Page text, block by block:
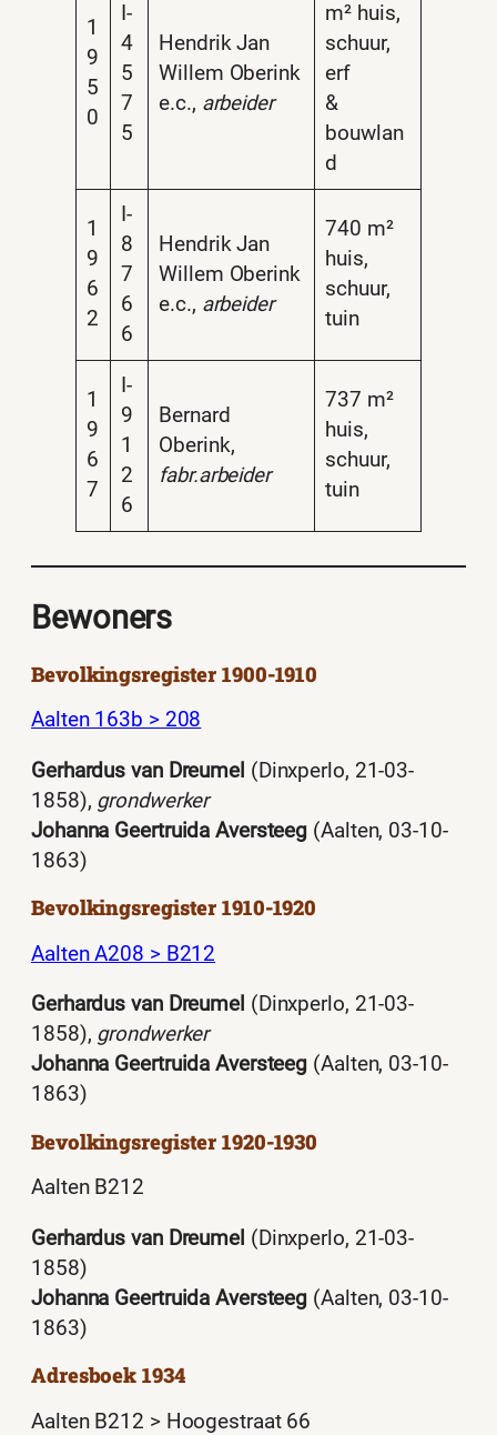
1
9
5
0
I-
4
5
7
5
Hendrik Jan
Willem Oberink
e.c., arbeider
m² huis,
schuur,
erf
&
bouwlan
d
1
9
6
2
I-
8
7
6
6
Hendrik Jan
Willem Oberink
e.c., arbeider
740 m²
huis,
schuur,
tuin
1
9
6
7
I-
9
1
2
6
Bernard
Oberink,
fabr.arbeider
737 m²
huis,
schuur,
tuin
Bewoners
Bevolkingsregister 1900-1910
Aalten 163b > 208
Gerhardus van Dreumel (Dinxperlo, 21-03-
1858), grondwerker
Johanna Geertruida Aversteeg (Aalten, 03-10-
1863)
Bevolkingsregister 1910-1920
Aalten A208 > B212
Gerhardus van Dreumel (Dinxperlo, 21-03-
1858), grondwerker
Johanna Geertruida Aversteeg (Aalten, 03-10-
1863)
Bevolkingsregister 1920-1930
Aalten B212
Gerhardus van Dreumel (Dinxperlo, 21-03-
1858)
Johanna Geertruida Aversteeg (Aalten, 03-10-
1863)
Adresboek 1934
Aalten B212 > Hoogestraat 66